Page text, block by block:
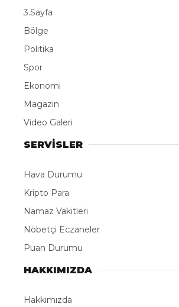
3.Sayfa
Bölge
Politika
Spor
Ekonomi
Magazin
Video Galeri
SERVİSLER
Hava Durumu
Kripto Para
Namaz Vakitleri
Nöbetçi Eczaneler
Puan Durumu
HAKKIMIZDA
Hakkımızda